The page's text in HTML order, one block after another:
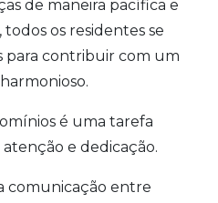
de maneira pacífica e
os residentes se
para contribuir com um
é uma tarefa
e dedicação.
comunicação entre